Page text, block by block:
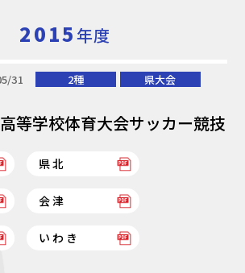
2015年度
31 2種 県大会
等学校体育大会サッカー競技
県北
会津
いわき